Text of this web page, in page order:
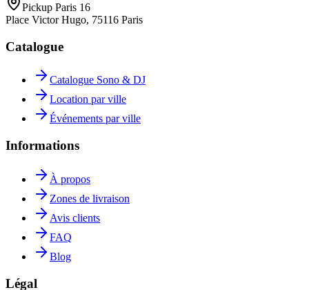
Pickup Paris 16
Place Victor Hugo, 75116 Paris
Catalogue
Catalogue Sono & DJ
Location par ville
Événements par ville
Informations
À propos
Zones de livraison
Avis clients
FAQ
Blog
Légal